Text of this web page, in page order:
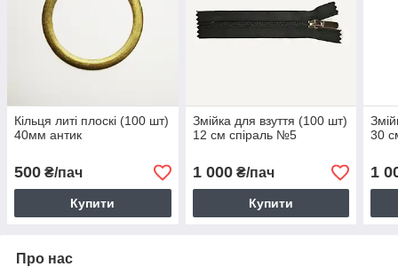
Кільця литі плоскі (100 шт)
40мм антик
500 ₴/пач
Купити
Змійка для взуття (100 шт)
12 см спіраль №5
1 000₴/пач
Купити
30
1
Про нас